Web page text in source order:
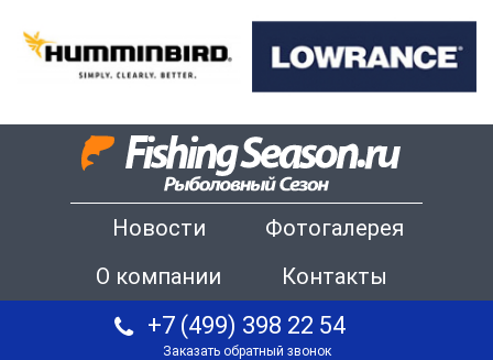
Новости
Фотогалерея
О компании
Контакты
+7 (499) 398 22 54
Заказать обратный звонок